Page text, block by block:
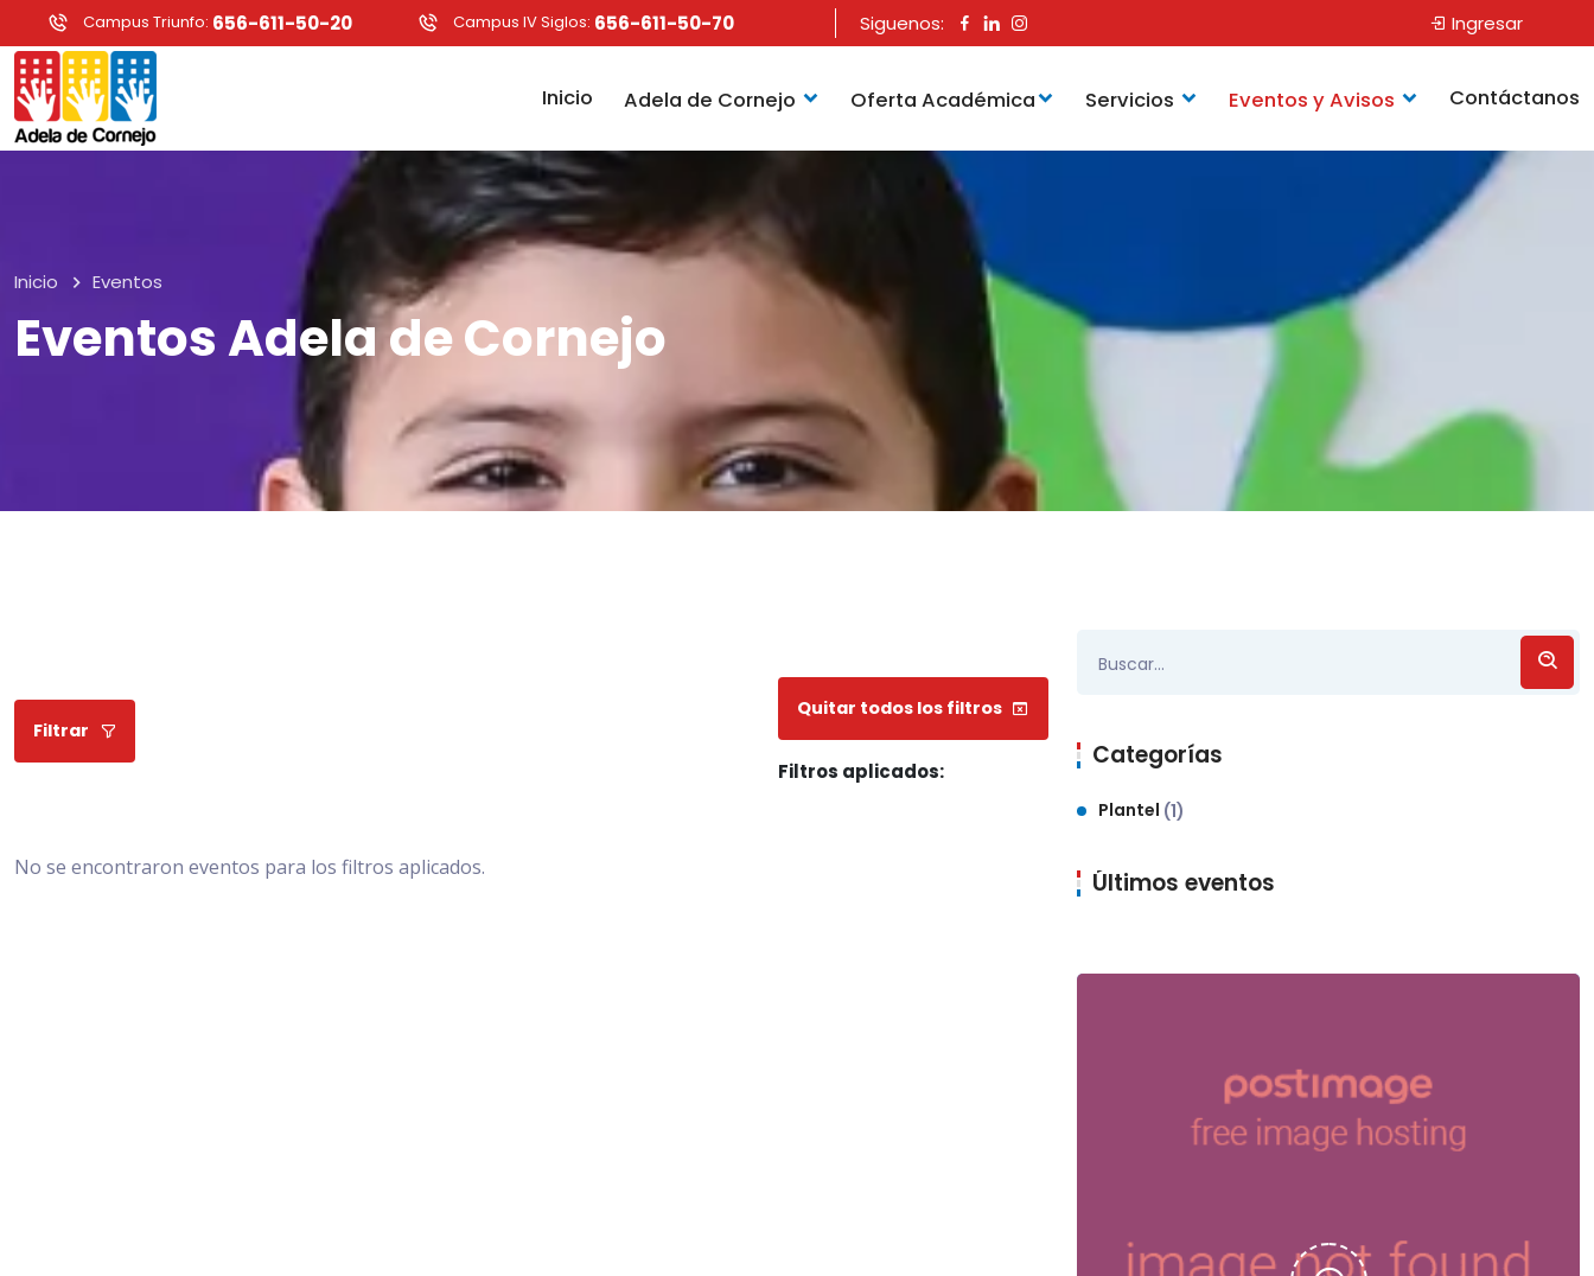
Campus Triunfo: 656-611-50-20 Campus IV Siglos: 656-611-50-70 Siguenos: Ingresar
Inicio Adela de Cornejo Oferta Académica Servicios Eventos y Avisos Contáctanos
Inicio Eventos
Eventos Adela de Cornejo
Filtrar
Quitar todos los filtros
Filtros aplicados:
No se encontraron eventos para los filtros aplicados.
Categorías
Plantel (1)
Últimos eventos